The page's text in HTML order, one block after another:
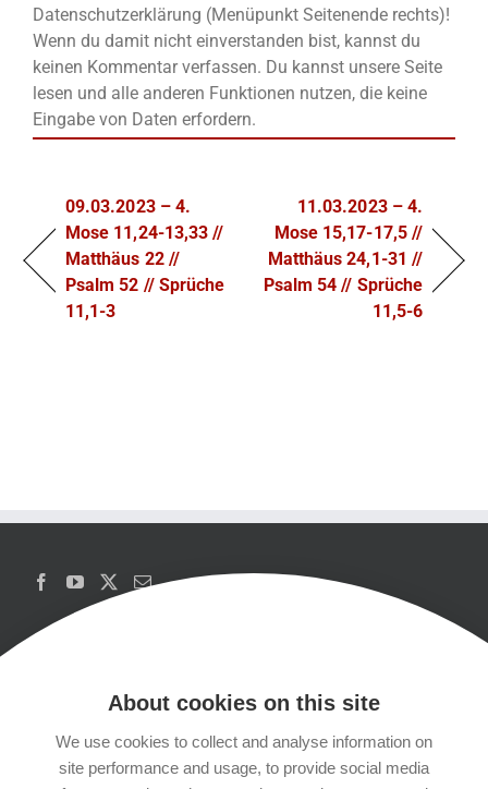
Datenschutzerklärung (Menüpunkt Seitenende rechts)!
Wenn du damit nicht einverstanden bist, kannst du
keinen Kommentar verfassen. Du kannst unsere Seite
lesen und alle anderen Funktionen nutzen, die keine
Eingabe von Daten erfordern.
09.03.2023 – 4.
Mose 11,24-13,33 //
Matthäus 22 //
Psalm 52 // Sprüche
11,1-3
11.03.2023 – 4.
Mose 15,17-17,5 //
Matthäus 24,1-31 //
Psalm 54 // Sprüche
11,5-6
Copyrights
About cookies on this site
We use cookies to collect and analyse information on
site performance and usage, to provide social media